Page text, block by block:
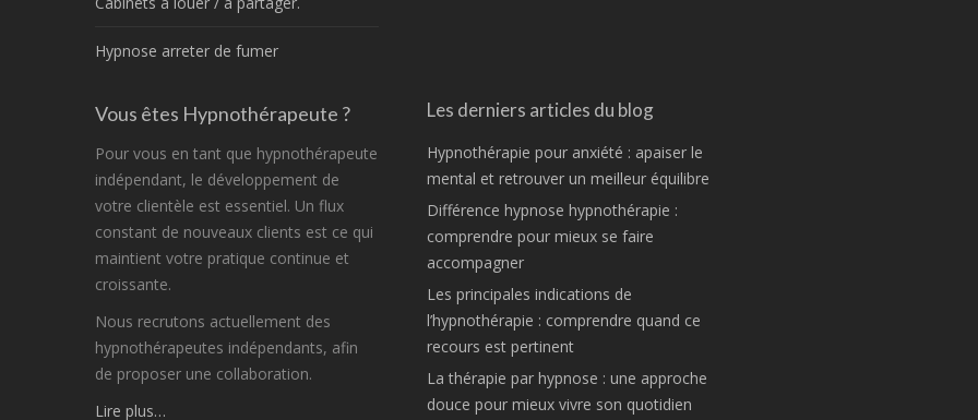
Hypnose arreter de fumer
Vous êtes Hypnothérapeute ?
Pour vous en tant que hypnothérapeute
indépendant, le développement de
votre clientèle est essentiel. Un flux
constant de nouveaux clients est ce qui
maintient votre pratique continue et
croissante.
Nous recrutons actuellement des
hypnothérapeutes indépendants, afin
de proposer une collaboration.
Lire plus…
Les derniers articles du blog
Hypnothérapie pour anxiété : apaiser le
mental et retrouver un meilleur équilibre
Différence hypnose hypnothérapie :
comprendre pour mieux se faire
accompagner
Les principales indications de
l’hypnothérapie : comprendre quand ce
recours est pertinent
La thérapie par hypnose : une approche
douce pour mieux vivre son quotidien